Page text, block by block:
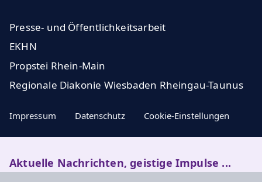
Presse- und Öffentlichkeitsarbeit
EKHN
Propstei Rhein-Main
Regionale Diakonie Wiesbaden Rheingau-Taunus
Impressum Datenschutz Cookie-Einstellungen
Aktuelle Nachrichten, geistige Impulse ...